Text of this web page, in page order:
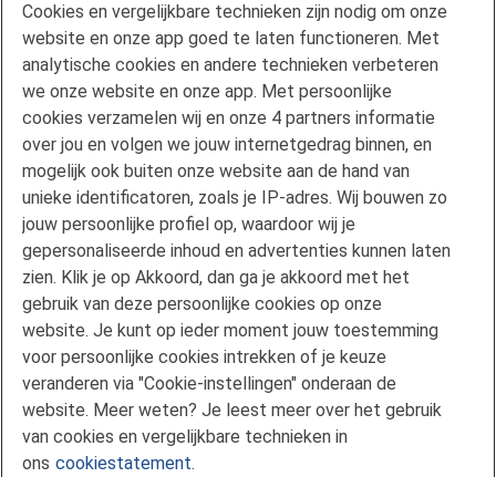
Veelgestelde vragen
Klachtenregeling
Privacyverklaring
Disclaimer
Gebruikersvoorwaarden FAN
Actuele rente
Downloads
Kredietgids
Toegang aanvragen
Over Florius
Samenwerken met Florius
Pers
Nieuwsbrief
Volg ons op LinkedIn
Cookies en vergelijkbare technieken zijn nodig om onze
website en onze app goed te laten functioneren. Met
analytische cookies en andere technieken verbeteren
we onze website en onze app. Met persoonlijke
cookies verzamelen wij en onze 4 partners informatie
over jou en volgen we jouw internetgedrag binnen, en
mogelijk ook buiten onze website aan de hand van
unieke identificatoren, zoals je IP-adres. Wij bouwen zo
jouw persoonlijke profiel op, waardoor wij je
gepersonaliseerde inhoud en advertenties kunnen laten
zien. Klik je op Akkoord, dan ga je akkoord met het
gebruik van deze persoonlijke cookies op onze
website. Je kunt op ieder moment jouw toestemming
voor persoonlijke cookies intrekken of je keuze
veranderen via "Cookie-instellingen" onderaan de
website. Meer weten? Je leest meer over het gebruik
van cookies en vergelijkbare technieken in
ons cookiestatement.